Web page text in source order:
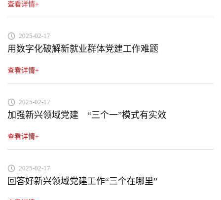
查看详情+
2025-02-17
用数字化破解新就业群体党建工作难题
查看详情+
2025-02-17
加强新兴领域党建 “三个一”模式有实效
查看详情+
2025-02-17
回答好新兴领域党建工作“三个在哪里”